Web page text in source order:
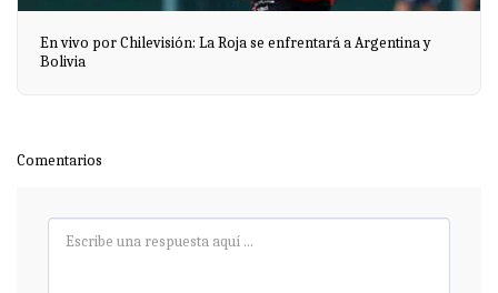
En vivo por Chilevisión: La Roja se enfrentará a Argentina y
Bolivia
Comentarios